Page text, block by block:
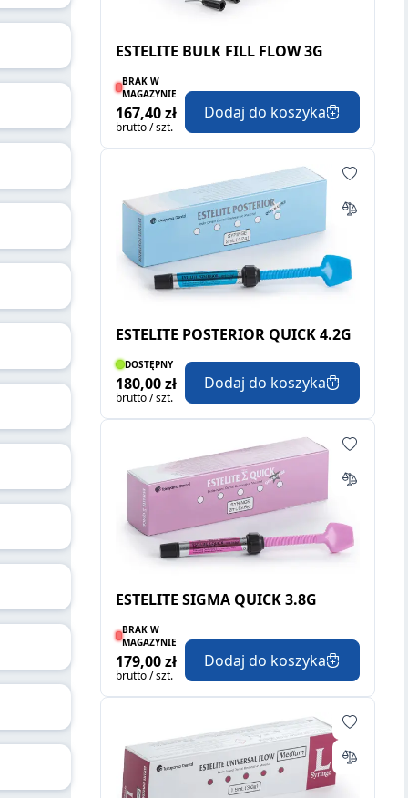
ESTELITE BULK FILL FLOW 3G
BRAK W
MAGAZYNIE
167,40 zł
brutto / szt.
Dodaj do koszyka
ESTELITE POSTERIOR QUICK 4.2G
DOSTĘPNY
180,00 zł
brutto / szt.
Dodaj do koszyka
ESTELITE SIGMA QUICK 3.8G
BRAK W
MAGAZYNIE
179,00 zł
brutto / szt.
Dodaj do koszyka